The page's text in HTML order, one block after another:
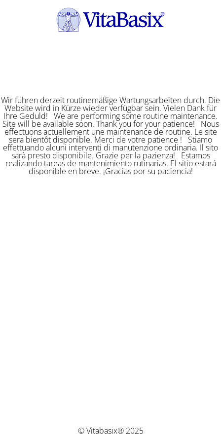
Wir führen derzeit routinemäßige Wartungsarbeiten durch. Die
Website wird in Kürze wieder verfügbar sein. Vielen Dank für
Ihre Geduld! We are performing some routine maintenance.
Site will be available soon. Thank you for your patience! Nous
effectuons actuellement une maintenance de routine. Le site
sera bientôt disponible. Merci de votre patience ! Stiamo
effettuando alcuni interventi di manutenzione ordinaria. Il sito
sarà presto disponibile. Grazie per la pazienza! Estamos
realizando tareas de mantenimiento rutinarias. El sitio estará
disponible en breve. ¡Gracias por su paciencia!
© Vitabasix® 2025